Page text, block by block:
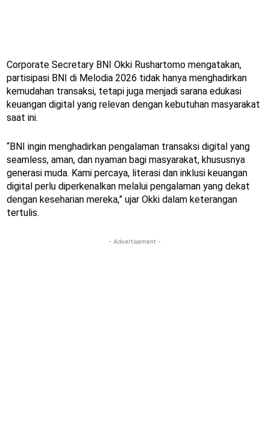
Corporate Secretary BNI Okki Rushartomo mengatakan,
partisipasi BNI di Melodia 2026 tidak hanya menghadirkan
kemudahan transaksi, tetapi juga menjadi sarana edukasi
keuangan digital yang relevan dengan kebutuhan masyarakat
saat ini.
“BNI ingin menghadirkan pengalaman transaksi digital yang
seamless, aman, dan nyaman bagi masyarakat, khususnya
generasi muda. Kami percaya, literasi dan inklusi keuangan
digital perlu diperkenalkan melalui pengalaman yang dekat
dengan keseharian mereka,” ujar Okki dalam keterangan
tertulis.
- Advertisement -